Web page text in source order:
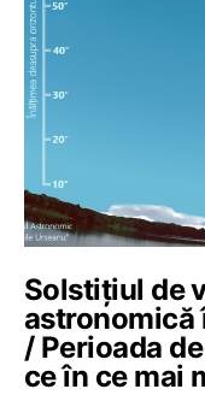
Solstițiul de
astronomică
/ Perioada
ce în ce mai